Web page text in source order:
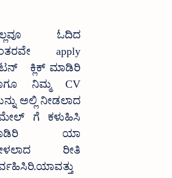
ಓದಿದ
apply
ಕ್ಲಿಕ್ ಮಾಡಿರಿ
ನಿಮ್ಮ CV
ಅಲ್ಲಿ ನೀಡಲಾದ
ಗೆ ಕಳುಹಿಸಿ
ಯಾ
ರೀತಿ